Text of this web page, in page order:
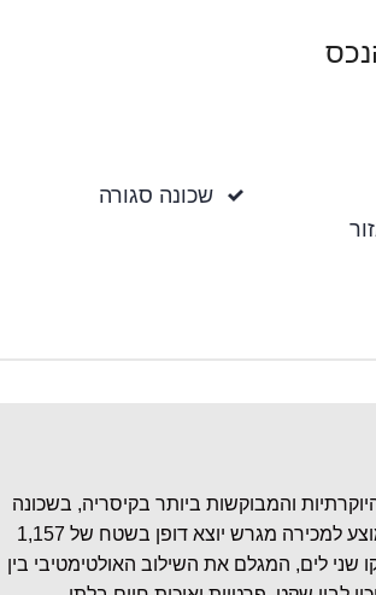
שכונה סגורה
והמבוקשות ביותר בקיסריה, בשכונה
2 האקסקלוסיבית, מוצע למכירה מגרש יוצא דופן בשטח של 1,157
שני לים, המגלם את השילוב האולטימטיבי בין